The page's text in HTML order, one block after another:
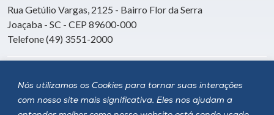
Nós utilizamos os Cookies para tornar suas interações
com nosso site mais significativa. Eles nos ajudam a
Rua Getúlio Vargas, 2125 - Bairro Flor da Serra
Joaçaba - SC - CEP 89600-000
Telefone (49) 3551-2000
Siga a Unoesc